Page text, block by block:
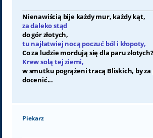
Nienawiścią bije każdy mur, każdy kąt,
za daleko stąd
do gór złotych,
tu najłatwiej nocą poczuć ból i kłopoty,
Co za ludzie mordują się dla paru
Krew solą tej ziemi,
w smutku pogrążeni tracą Bliskich, by za
docenić...
Piekarz